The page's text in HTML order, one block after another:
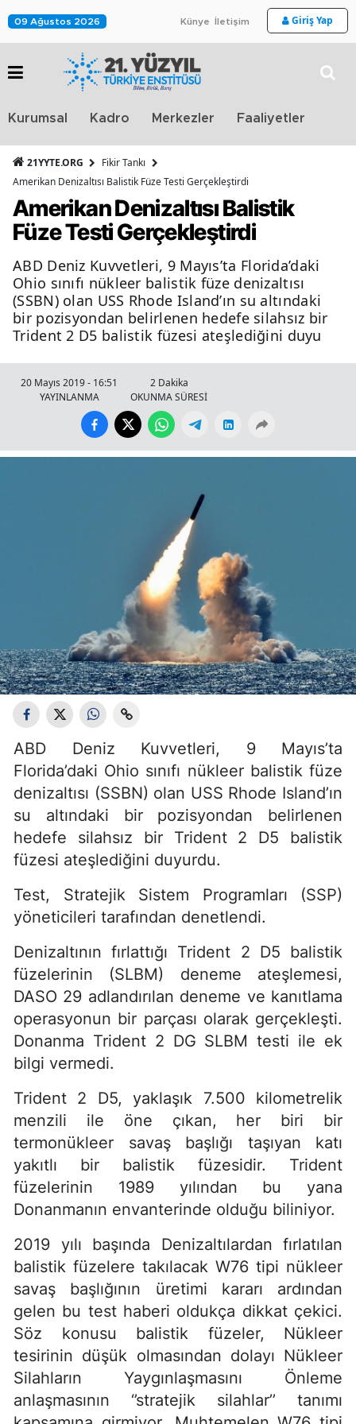
09 Ağustos 2026 Künye İletişim Giriş Yap
Kurumsal Kadro Merkezler Faaliyetler
21YYTE.ORG
Fikir Tankı
Amerikan Denizaltısı Balistik Füze Testi Gerçekleştirdi
Amerikan Denizaltısı Balistik
Füze Testi Gerçekleştirdi
ABD Deniz Kuvvetleri, 9 Mayıs’ta Florida’daki
Ohio sınıfı nükleer balistik füze denizaltısı
(SSBN) olan USS Rhode Island’ın su altındaki
bir pozisyondan belirlenen hedefe silahsız bir
Trident 2 D5 balistik füzesi ateşlediğini duyu
20 Mayıs 2019 - 16:51
YAYINLANMA
2 Dakika
OKUNMA SÜRESİ
ABD Deniz Kuvvetleri, 9 Mayıs’ta
Florida’daki Ohio sınıfı nükleer balistik füze
denizaltısı (SSBN) olan USS Rhode Island’ın
su altındaki bir pozisyondan belirlenen
hedefe silahsız bir Trident 2 D5 balistik
füzesi ateşlediğini duyurdu.
Test, Stratejik Sistem Programları (SSP)
yöneticileri tarafından denetlendi.
Denizaltının fırlattığı Trident 2 D5 balistik
füzelerinin (SLBM) deneme ateşlemesi,
DASO 29 adlandırılan deneme ve kanıtlama
operasyonun bir parçası olarak gerçekleşti.
Donanma Trident 2 DG SLBM testi ile ek
bilgi vermedi.
Trident 2 D5, yaklaşık 7.500 kilometrelik
menzili ile öne çıkan, her biri bir
termonükleer savaş başlığı taşıyan katı
yakıtlı bir balistik füzesidir. Trident
füzelerinin 1989 yılından bu yana
Donanmanın envanterinde olduğu biliniyor.
2019 yılı başında Denizaltılardan fırlatılan
balistik füzelere takılacak W76 tipi nükleer
savaş başlığının üretimi kararı ardından
gelen bu test haberi oldukça dikkat çekici.
Söz konusu balistik füzeler, Nükleer
tesirinin düşük olmasından dolayı Nükleer
Silahların Yaygınlaşmasını Önleme
anlaşmasının ‘’stratejik silahlar’’ tanımı